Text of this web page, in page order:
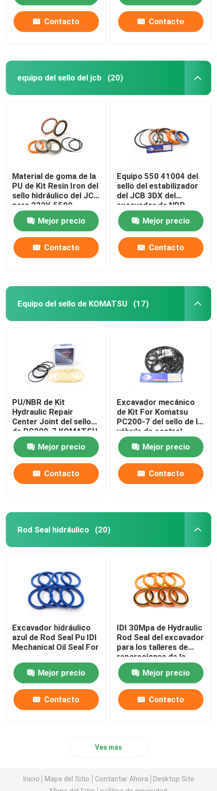
Contacto Contacto
equipo del sello del jcb (20)
Material de goma de la
PU de Kit Resin Iron del
sello hidráulico del JCB
para 332Y-5599
Mejor precio
Contacto
Equipo 550 41004 del
sello del estabilizador
del JCB 3DX del
excavador de NBR
PTFE
Mejor precio
Contacto
Equipo del sello de KOMATSU (17)
PU/NBR de Kit
Hydraulic Repair
Center Joint del sello
de PC200-7 KOMATSU
Mejor precio
Contacto
Excavador mecánico
de Kit For Komatsu
PC200-7 del sello de la
válvula de control
Mejor precio
Contacto
Rod Seal hidráulico (20)
Excavador hidráulico
azul de Rod Seal Pu IDI
Mechanical Oil Seal For
Mejor precio
Contacto
IDI 30Mpa de Hydraulic
Rod Seal del excavador
para los talleres de
reparaciones de la
maquinaria
Mejor precio
Contacto
Vea más
Inicio Mapa del Sitio Contactar Ahora
Desktop Site